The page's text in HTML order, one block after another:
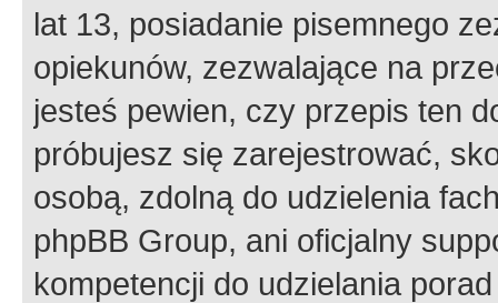
lat 13, posiadanie pisemnego
opiekunów, zezwalające na
jesteś pewien, czy przepis ten
próbujesz się zarejestrować,
osobą, zdolną do udzielenia
phpBB Group, ani oficjalny
kompetencji do udzielania